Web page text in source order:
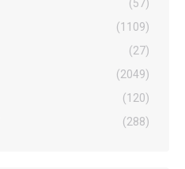
(57)
(1109)
(27)
(2049)
(120)
(288)